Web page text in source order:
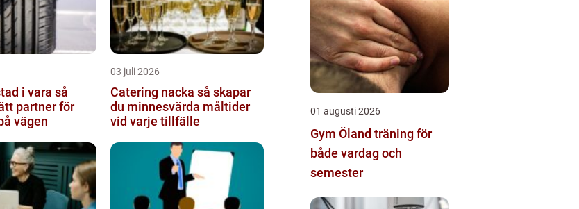
i vara så
partner för
vägen
03 juli 2026
Catering nacka så skapar
du minnesvärda måltider
vid varje tillfälle
01 augusti 2026
Gym Öland träning för
både vardag och
semester